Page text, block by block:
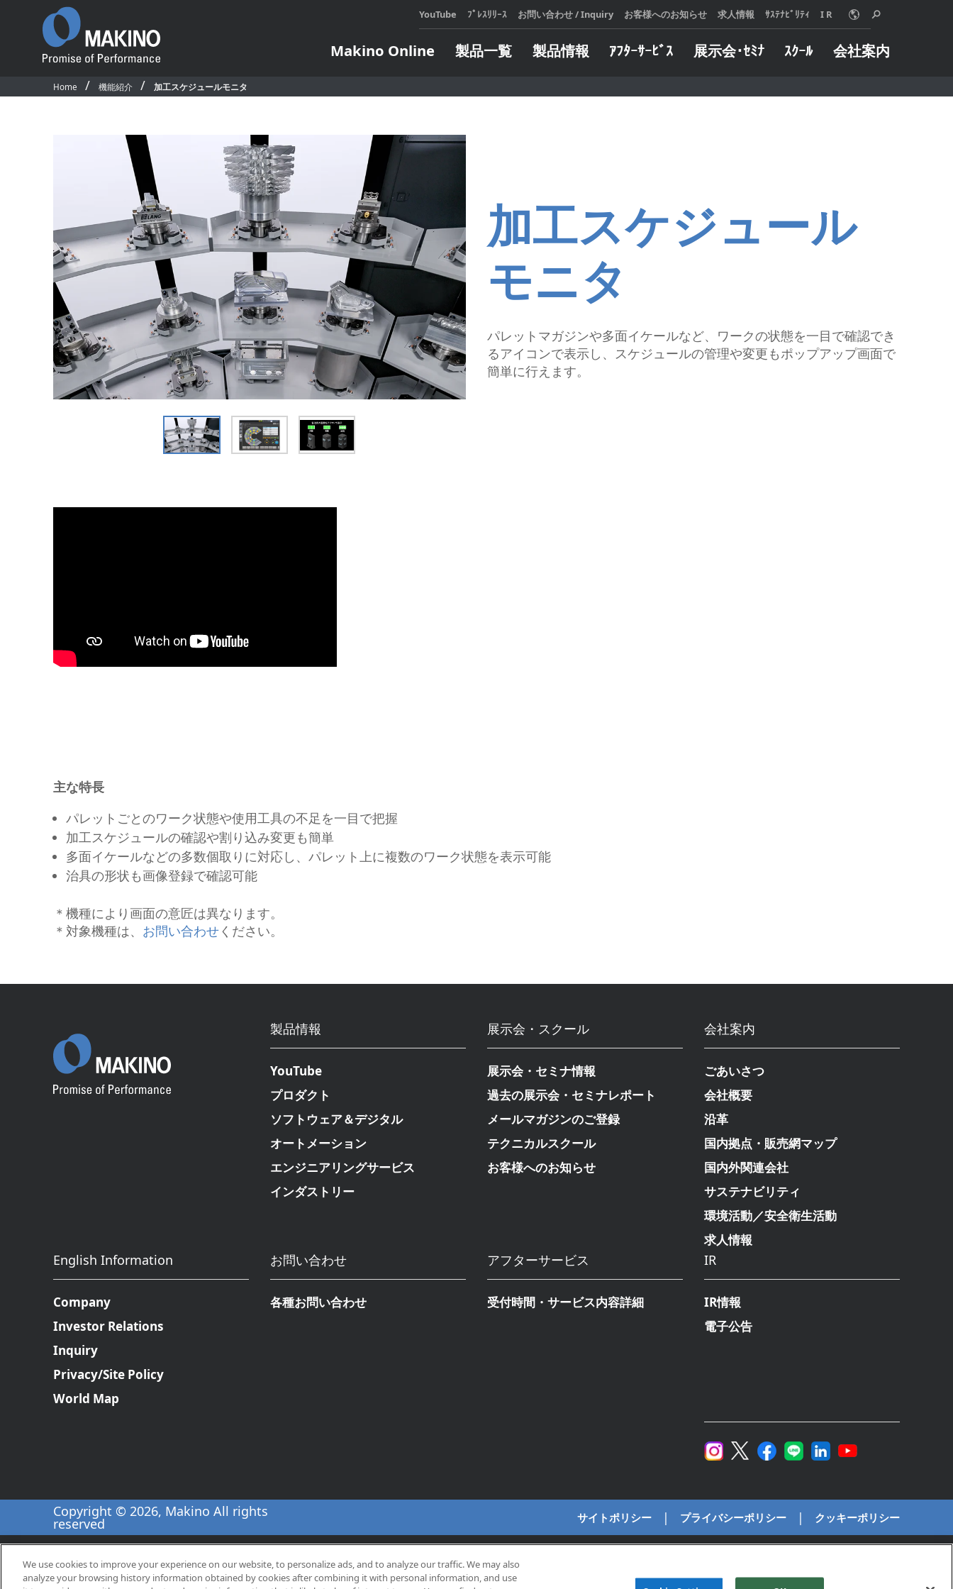
YouTube ﾌﾟﾚｽﾘﾘｰｽ お問い合わせ / Inquiry お客様へのお知らせ 求人情報 ｻｽﾃﾅﾋﾞﾘﾃｨ I R
Makino Online
Makino Online
製品一覧 製品情報
横形マシニングセンタ
5軸制御横形マシニングセンタ
立形マシニングセンタ
5軸制御立形マシニングセンタ
グラファイト加工機
細穴放電加工機
NC放電加工機
ワイヤ放電加工機
レーザ加工機
ソフトウェア＆デジタル
CAD/CAM・ソフト
マシン制御ソフトウェア
オペレーティングソフトウェア
アプリケーションソフトウェア
ネットワークモニタリングシス
テム
インサート自動交換装置
製造支援モバイルロボット
パレット交換システム
サブパレット交換／搬送システ
ローダ搬送システム
ロボット搬送システム
ツール測定機
ターンキー
自動車
半導体
微細加工
ｱﾌﾀｰｻｰﾋﾞｽ
アフターサービス
展示会･ｾﾐﾅ
展示会・セミナ
過去の展示会・セミナレポート
メールマガジンのご登録
ｽｸｰﾙ
テクニカルスクール
定期開催コースのご案内
e Learning コースのご案内
会社案内
Promise of
国内事業所・営業所
国内外関連会社
国内拠点・販売網マップ
サステナビリティ
従業員行動規範
公的研究活動
競争的研究費等の取扱い
環境活動／安全衛生活動
求人情報
I R情報
全ての製品とサービス、
自らの組織と社員のあり
方において、『クオリテ
ィ・ファースト』を追求
します。
LEARN MORE
Home 機能紹介 加工スケジュールモニタ
加工スケジュール
モニタ
パレットマガジンや多面イケールなど、ワークの状態を一目で確認でき
るアイコンで表示し、スケジュールの管理や変更もポップアップ画面で
簡単に行えます。
主な特長
パレットごとのワーク状態や使用工具の不足を一目で把握
加工スケジュールの確認や割り込み変更も簡単
多面イケールなどの多数個取りに対応し、パレット上に複数のワーク状態を表示可能
治具の形状も画像登録で確認可能
＊機種により画面の意匠は異なります。
＊対象機種は、 お問い合わせください。
製品情報
YouTube
プロダクト
ソフトウェア＆デジタル
オートメーション
エンジニアリングサービス
インダストリー
展示会・スクール
展示会・セミナ情報
過去の展示会・セミナレポート
メールマガジンのご登録
テクニカルスクール
お客様へのお知らせ
会社案内
ごあいさつ
会社概要
沿革
国内拠点・販売網マップ
国内外関連会社
サステナビリティ
環境活動／安全衛生活動
求人情報
English Information
Company
Investor Relations
Inquiry
Privacy/Site Policy
World Map
お問い合わせ
各種お問い合わせ
アフターサービス
受付時間・サービス内容詳細
IR
IR情報
電子公告
Copyright © 2026, Makino All rights
reserved サイトポリシー プライバシーポリシー クッキーポリシー
We use cookies to improve your experience on our website, to personalize ads, and to analyze our traffic. We may also
analyze your browsing history information obtained by cookies after combining it with personal information, and use